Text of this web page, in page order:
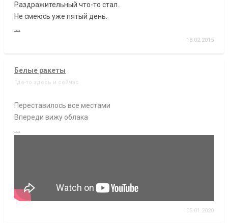
Раздражительный что-то стал.
Не смеюсь уже пятый день.
18.02.2015
Белые ракеты
Где-то здесь и сейчас
Переставилось все местами
Впереди вижу облака
05.01.2020